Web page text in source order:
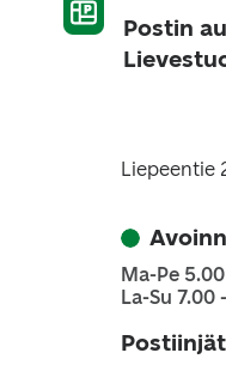
Postin
Liepeentie
Ma-Pe
La-Su 7.00